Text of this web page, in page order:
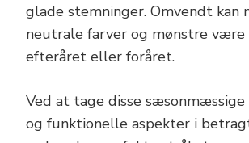
glade stemninger. Omvendt kan
neutrale farver og mønstre være
efteråret eller foråret.
Ved at tage disse
og funktionelle aspekter i